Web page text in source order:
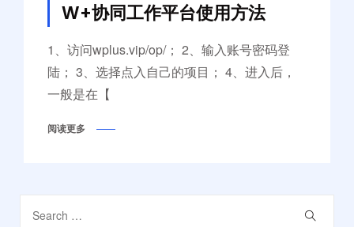
W+协同工作平台使用方法
1、访问wplus.vip/op/； 2、输入账号密码登
陆； 3、选择点入自己的项目； 4、进入后，
一般是在【
阅读更多